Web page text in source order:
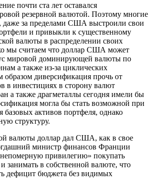
почти ста лет оставался
резервной валютой. Поэтому многие
даже за пределами США выстроили свои
и привыкли к существенному
валюты в распределении своих
мы считаем что доллар США может
мировой доминирующей валюты по
а также из-за циклических
образом диверсификация прочь от
в инвестициях в сторону валют
а также драгметаллы сегодня имели бы
могла бы стать возможной при
активов портфеля, однако
структуру.
валюты доллар дал США, как в свое
министр финансов Франции
привилегию» покупать
занимать в собственной валюте, что
дефицит бюджета без видимых